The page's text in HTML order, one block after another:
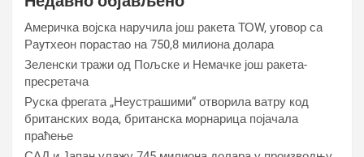
Америчка војска наручила још ракета ТОW, уговор са
Раyтхеон порастао на 750,8 милиона долара
Зеленски тражи од Пољске и Немачке још ракета-
пресретача
Руска фрегата „Неустрашими“ отворила ватру код
британских вода, британска морнарица појачала
праћење